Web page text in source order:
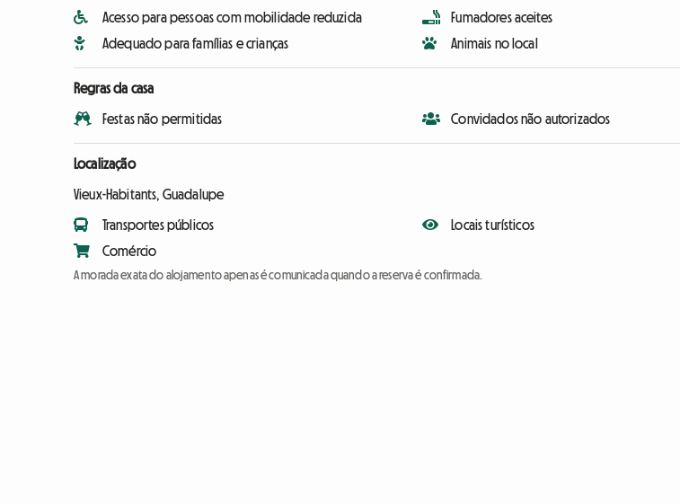
Acesso para pessoas com mobilidade reduzida
Adequado para famílias e crianças
Fumadores aceites
Animais no local
Regras da casa
Festas não permitidas Convidados não autorizados
Localização
Vieux-Habitants, Guadalupe
Transportes públicos
Comércio
Locais turísticos
A morada exata do alojamento apenas é comunicada quando a reserva é confirmada.